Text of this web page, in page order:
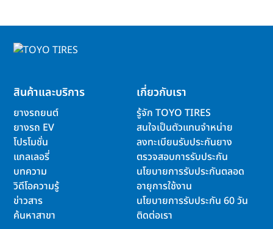
สินค้าและบริการ
ยางรถยนต์
ยางรถ EV
โปรโมชั่น
แกลเลอรี่
บทความ
วิดีโอความรู้
ข่าวสาร
ค้นหาสาขา
เกี่ยวกับเรา
รู้จัก TOYO TIRES
สนใจเป็นตัวแทนจำหน่าย
ลงทะเบียนรับประกันยาง
ตรวจสอบการรับประกัน
นโยบายการรับประกันตลอด
อายุการใช้งาน
นโยบายการรับประกัน 60 วัน
ติดต่อเรา